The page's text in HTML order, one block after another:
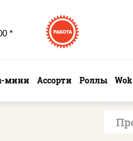
*
мини Ассорти Роллы Wok